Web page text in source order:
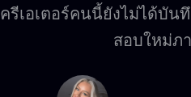
ครีเอเตอร์คนนี้ยังไม่ได้บัน
สอบใหม่ภ